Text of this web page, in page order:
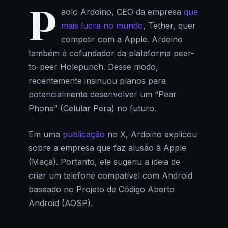
P aolo Ardoino, CEO da empresa que
mais lucra no mundo, Tether, quer
competir com a Apple. Ardoino
também é cofundador da plataforma peer-
to-peer Holepunch. Desse modo,
recentemente insinuou planos para
potencialmente desenvolver um “Pear
Phone” (Celular Pera) no futuro.
Em uma publicação no X, Ardoino explicou
sobre a empresa que faz alusão à Apple
(Maçã). Portanto, ele sugeriu a ideia de
criar um telefone compatível com Android
baseado no Projeto de Código Aberto
Android (AOSP).